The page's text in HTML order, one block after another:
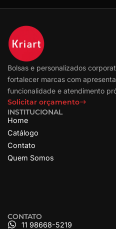
Bolsas e personalizados
fortalecer marcas com
funcionalidade e atendimento
Solicitar orçamento
INSTITUCIONAL
Home
Catálogo
Contato
Quem Somos
CONTATO
11 98668-5219